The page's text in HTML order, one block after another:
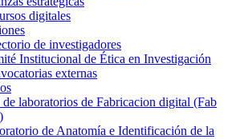
digitales
de investigadores
Institucional de Ética en Investigación
externas
de laboratorios de Fabricacion digital (Fab
de Anatomía e Identificación de la